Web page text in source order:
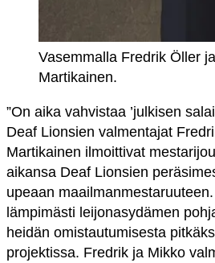
Vasemmalla Fredrik Öller
Martikainen.
”On aika vahvistaa ’julkisen
Deaf Lionsien valmentajat
Martikainen ilmoittivat
aikansa Deaf Lionsien
upeaan
lämpimästi leijonasydämen
heidän omistautumisesta
projektissa. Fredrik ja Mikko